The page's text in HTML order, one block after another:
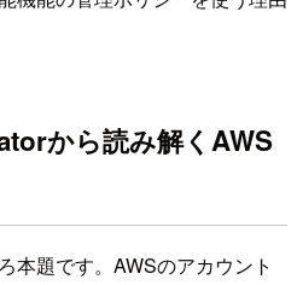
から読み解くAWS
本題です。AWSのアカウント